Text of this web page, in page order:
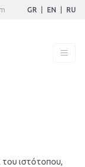
GR EN RU
του ιστότοπου,